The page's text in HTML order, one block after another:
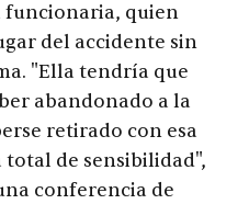
funcionaria, quien
del accidente sin
"Ella tendría que
abandonado a la
retirado con esa
de sensibilidad",
conferencia de